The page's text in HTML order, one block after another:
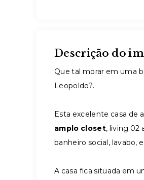
Descrição do
Que tal morar em uma
Leopoldo?.
Esta excelente casa de
amplo closet, living 02
banheiro social, lavabo,
A casa fica situada em